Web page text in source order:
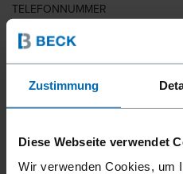
Zustimmung
Diese Webseite verwendet
Wir verwenden Cookies, um
TELEFONNUMMER
LAND
PLZ